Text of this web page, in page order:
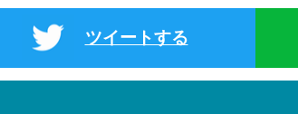
ツイートする